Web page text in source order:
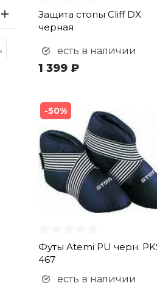
Защита стопы Cliff DX
черная
есть в наличии
1 399 ₽
-50%
Футы Atemi PU черн.
467
есть в наличии